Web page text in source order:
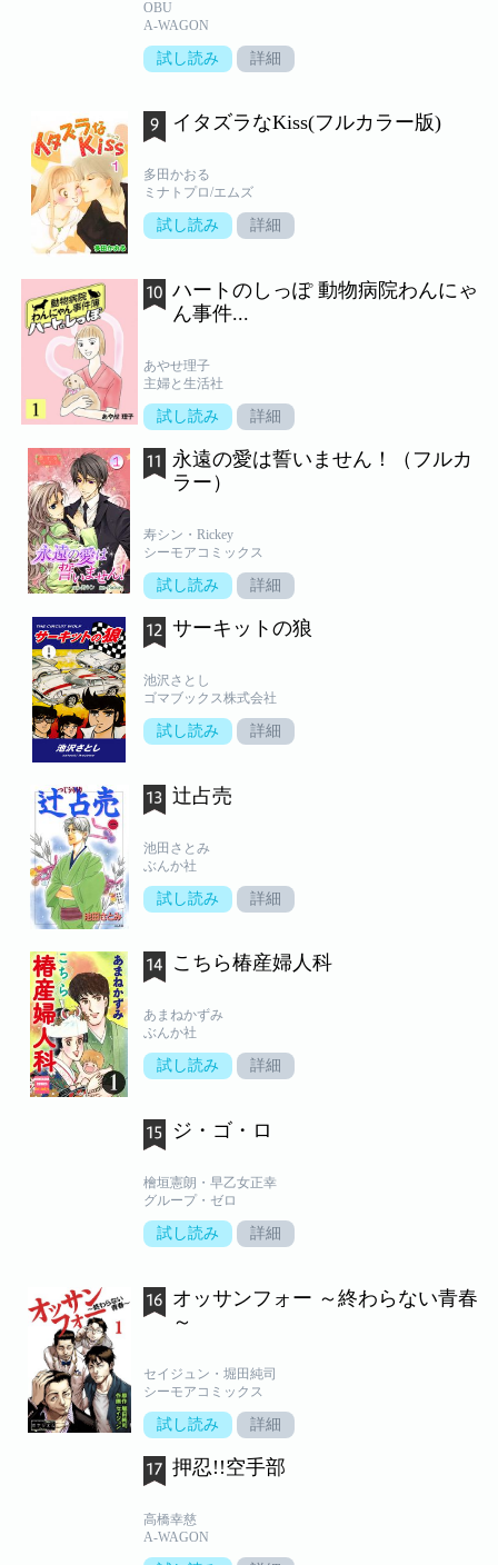
OBU
A-WAGON
試し読み 詳細
イタズラなKiss(フルカラー版)
多田かおる
ミナトプロ/エムズ
試し読み 詳細
ハートのしっぽ 動物病院わんにゃ
ん事件...
あやせ理子
主婦と生活社
試し読み 詳細
永遠の愛は誓いません！（フルカ
ラー）
寿シン・Rickey
シーモアコミックス
試し読み 詳細
サーキットの狼
池沢さとし
ゴマブックス株式会社
試し読み 詳細
辻占売
池田さとみ
ぶんか社
試し読み 詳細
こちら椿産婦人科
あまねかずみ
ぶんか社
試し読み 詳細
ジ・ゴ・ロ
檜垣憲朗・早乙女正幸
グループ・ゼロ
試し読み 詳細
オッサンフォー ～終わらない青春
～
セイジュン・堀田純司
シーモアコミックス
試し読み 詳細
押忍!!空手部
高橋幸慈
A-WAGON